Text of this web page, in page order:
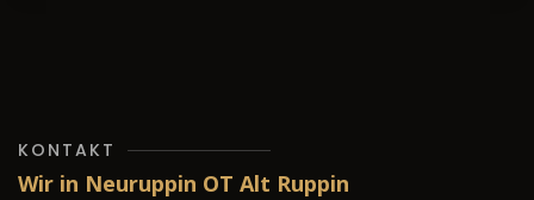
KONTAKT
Wir in Neuruppin OT Alt Ruppin